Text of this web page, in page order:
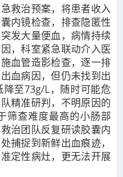
救治预案，将患者收入
内镜检查，排查隐匿性
发大量便血，病情持续
，科室紧急联动介入医
血管造影检查，逐一排
血病因，但仍未找到出
至73g/L，随时可能危
精准研判，不明原因的
筛查难度最高的小肠部
治团队反复研读胶囊内
捕捉到新鲜出血痕迹，
定性病灶，更无法开展